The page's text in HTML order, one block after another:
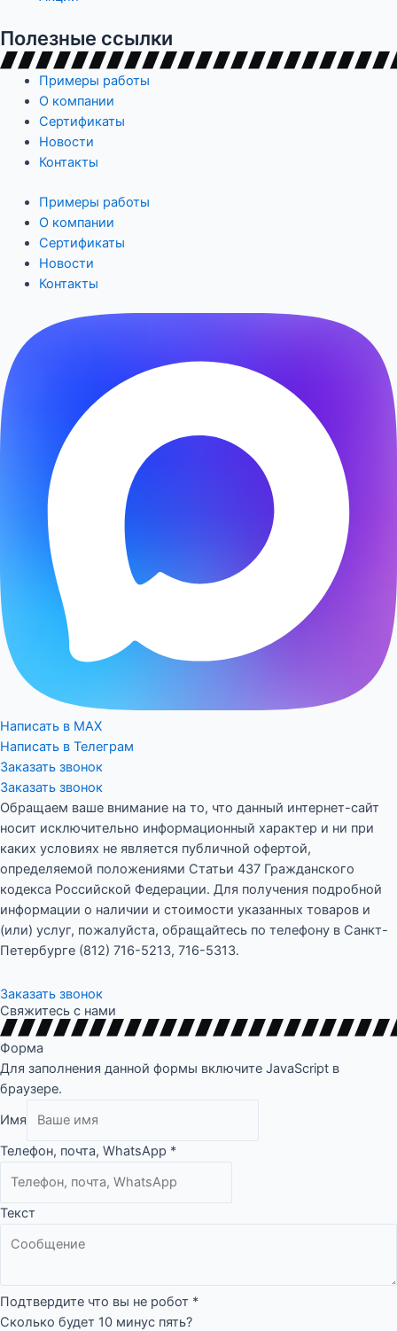
Полезные ссылки
Примеры работы
О компании
Сертификаты
Новости
Контакты
Примеры работы
О компании
Сертификаты
Новости
Контакты
Написать в MAX
Написать в Телеграм
Заказать звонок
Заказать звонок
Обращаем ваше внимание на то, что данный интернет-сайт
носит исключительно информационный характер и ни при
каких условиях не является публичной офертой,
определяемой положениями Статьи 437 Гражданского
кодекса Российской Федерации. Для получения подробной
информации о наличии и стоимости указанных товаров и
(или) услуг, пожалуйста, обращайтесь по телефону в Санкт-
Петербурге (812) 716-5213, 716-5313.
Заказать звонок
Свяжитесь с нами
Форма
Для заполнения данной формы включите JavaScript в
браузере.
Имя
Телефон, почта, WhatsApp *
Текст
Подтвердите что вы не робот *
Сколько будет 10 минус пять?